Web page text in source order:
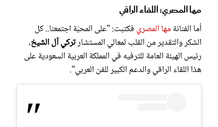
مها المصري: اللقاء الراقي
أما الفنانةمها المصري فكتبت: "على المحبّة اجتمعنا.. كل
الشكر والتقدير من القلب لمعالي المستشارتركي آل الشيخ،
رئيس الهيئة العامة للترفيه في المملكة العربية السعودية على
هذا اللقاء الراقي والدعم الكبير للفن العربي".